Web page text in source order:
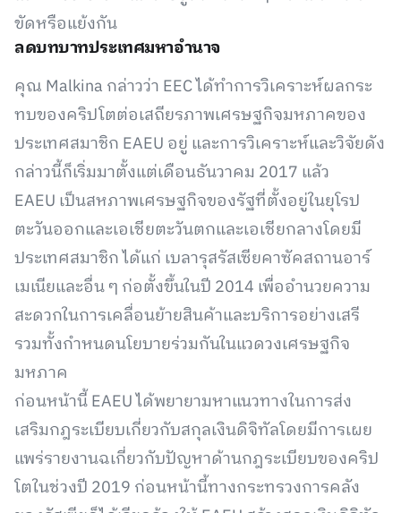
ขัดหรือแย้งกัน
ลดบทบาทประเทศมหาอำนาจ
คุณ Malkina กล่าวว่า EEC ได้ทำการวิเคราะห์ผลกระ
ทบของคริปโตต่อเสถียรภาพเศรษฐกิจมหภาคของ
ประเทศสมาชิก EAEU อยู่ และการวิเคราะห์และวิจัยดัง
กล่าวนี้ก็เริ่มมาตั้งแต่เดือนธันวาคม 2017 แล้ว
EAEU เป็นสหภาพเศรษฐกิจของรัฐที่ตั้งอยู่ในยุโรป
ตะวันออกและเอเชียตะวันตกและเอเชียกลางโดยมี
ประเทศสมาชิก ได้แก่ เบลารุสรัสเซียคาซัคสถานอาร์
เมเนียและอื่น ๆ ก่อตั้งขึ้นในปี 2014 เพื่ออำนวยความ
สะดวกในการเคลื่อนย้ายสินค้าและบริการอย่างเสรี
รวมทั้งกำหนดนโยบายร่วมกันในแวดวงเศรษฐกิจ
มหภาค
ก่อนหน้านี้ EAEU ได้พยายามหาแนวทางในการส่ง
เสริมกฎระเบียบเกี่ยวกับสกุลเงินดิจิทัลโดยมีการเผย
แพร่รายงานฉเกี่ยวกับปัญหาด้านกฎระเบียบของคริป
โตในช่วงปี 2019 ก่อนหน้านี้ทางกระทรวงการคลัง